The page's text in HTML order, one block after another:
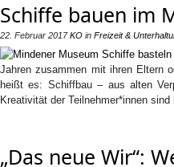
Schiffe bauen im
22. Februar 2017 KO in Freizeit &
Jahren zusammen mit ihren Eltern
heißt es: Schiffbau – aus alten
Kreativität der Teilnehmer*innen
„Das neue Wir“: